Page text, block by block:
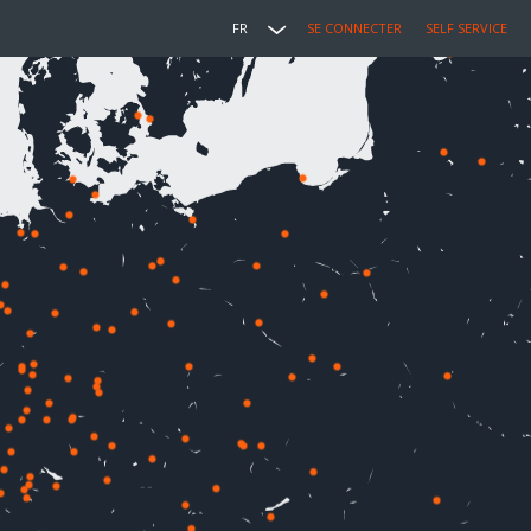
FR SE CONNECTER SELF SERVICE